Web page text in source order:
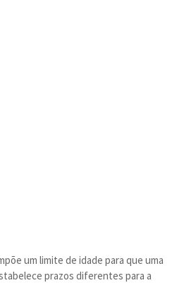
um limite de idade para que uma
prazos diferentes para a